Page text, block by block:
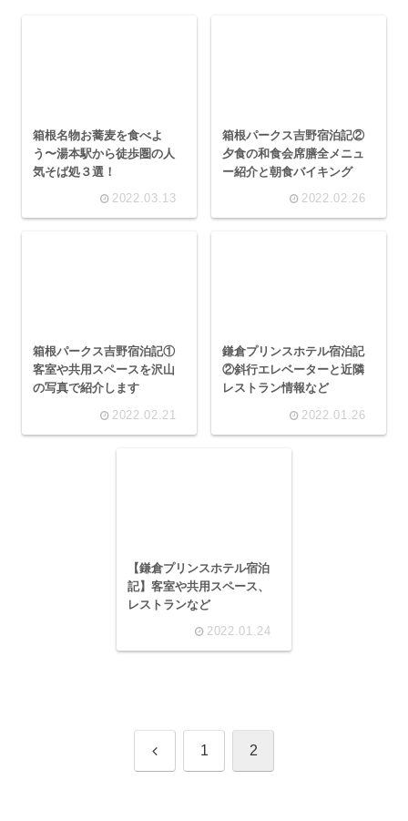
箱根名物お蕎麦を食べよ
う〜湯本駅から徒歩圏の人
気そば処３選！
2022.03.13
箱根パークス吉野宿泊記②
夕食の和食会席膳全メニュ
ー紹介と朝食バイキング
2022.02.26
箱根パークス吉野宿泊記①
客室や共用スペースを沢山
の写真で紹介します
2022.02.21
鎌倉プリンスホテル宿泊記
②斜行エレベーターと近隣
レストラン情報など
2022.01.26
【鎌倉プリンスホテル宿泊
記】客室や共用スペース、
レストランなど
2022.01.24
前 1 2